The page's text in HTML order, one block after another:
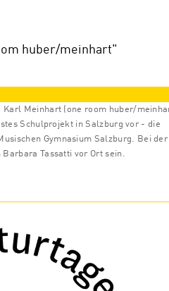
huber/meinhart"
Karl Meinhart (one room huber/
Schulprojekt in Salzburg vor - die
Gymnasium Salzburg. Bei der
Tassatti vor Ort sein.